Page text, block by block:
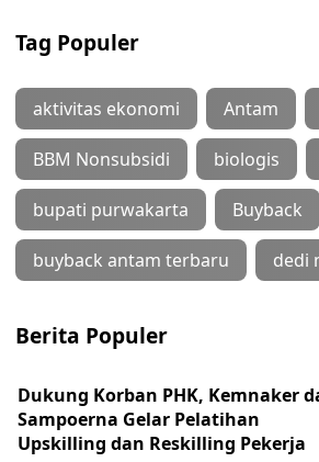
Tag Populer
aktivitas ekonomi Antam
BBM Nonsubsidi biologis
bupati purwakarta Buyback
buyback antam terbaru dedi
Berita Populer
Dukung Korban PHK, Kemnaker
Sampoerna Gelar Pelatihan
Upskilling dan Reskilling Pekerja